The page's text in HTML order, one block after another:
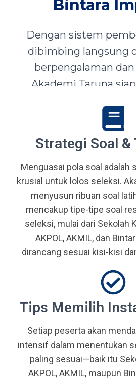
Bintara
Dengan sistem
dibimbing langsung
berpengalaman
Akademi Taruna
mewujudkan impian
Abdi Negara, serta
bangsa.
Strategi Soal
Menguasai pola soal adalah
krusial untuk lolos seleksi.
menyusun ribuan soal
mencakup tipe-tipe soal
seleksi, mulai dari Sekolah
AKPOL, AKMIL, dan
dirancang sesuai kisi-kisi
Tips Memilih
Setiap peserta akan
intensif dalam menentukan
paling sesuai—baik itu
AKPOL, AKMIL, maupun